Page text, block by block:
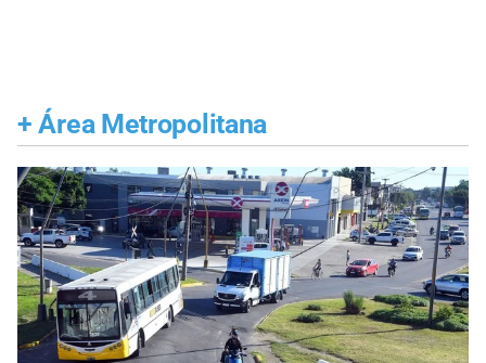
+ Área Metropolitana